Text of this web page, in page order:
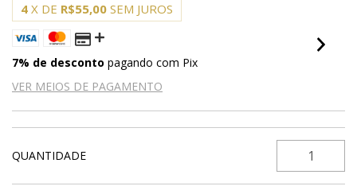
4 X DE R$55,00 SEM JUROS
7% de desconto pagando com Pix
VER MEIOS DE PAGAMENTO
QUANTIDADE